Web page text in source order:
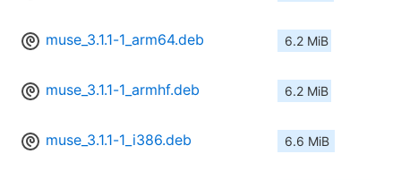
muse_3.1.1-1_arm64.deb 6.2 MiB
muse_3.1.1-1_armhf.deb 6.2 MiB
muse_3.1.1-1_i386.deb 6.6 MiB